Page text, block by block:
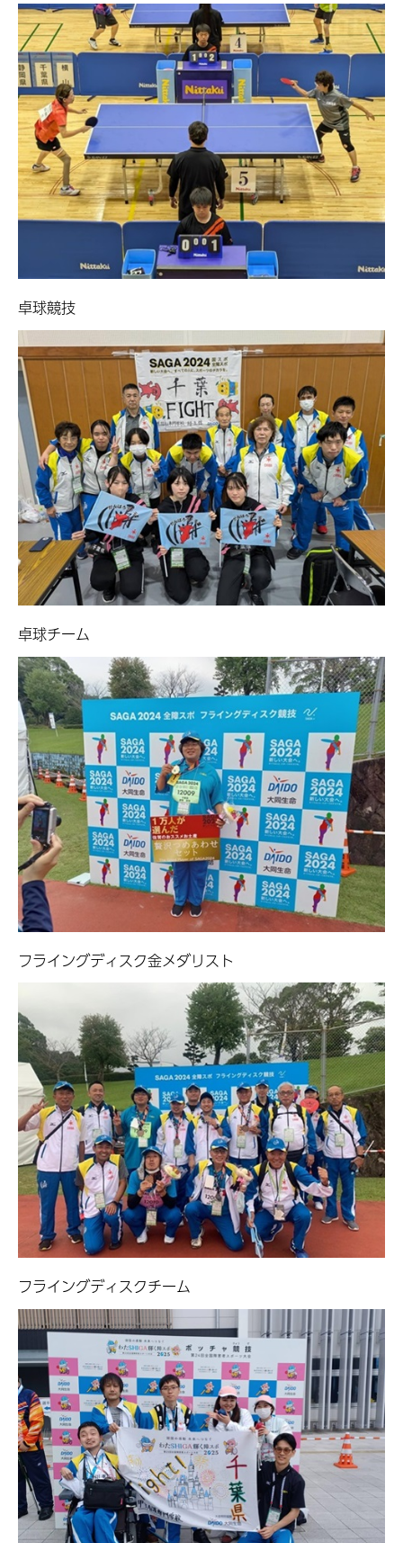
卓球競技
卓球チーム
フライングディスク金メダリスト
フライングディスクチーム